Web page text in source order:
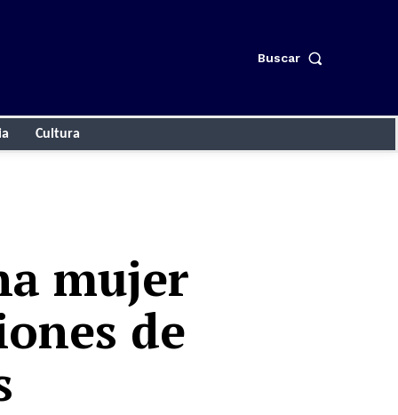
Buscar
Cultura
mujer
de